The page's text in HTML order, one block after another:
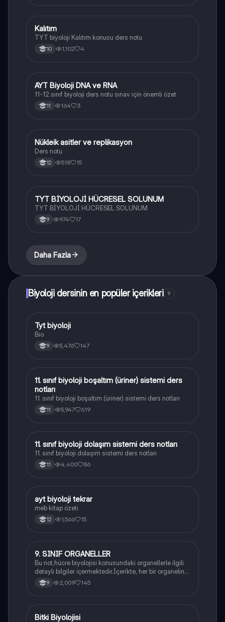
Biyoloji
Kalıtım
TYT biyoloji Kalıtım konusu ders notu
10 1,102 4
Biyoloji
AYT Biyoloji DNA ve RNA
11-12.sınıf biyoloji ders notu sınav için önemli özet
11 164 3
Biyoloji
Nükleik asitler ve replikasyon
Ders notu
12 518 15
Biyoloji
TYT BİYOLOJİ HÜCRESEL SOLUNUM
TYT BİYOLOJİ HÜCRESEL SOLUNUM
9 974 17
Daha Fazla
Biyoloji dersinin en popüler içerikleri 9
Biyoloji
Tyt biyoloji
Bio
9 5,476 147
Biyoloji
11. sınıf biyoloji boşaltım (üriner) sistemi ders
notları
11. sınıf biyoloji boşaltım (üriner) sistemi ders notları
11 5,947 619
Biyoloji
11. sınıf biyoloji dolaşım sistemi ders notları
11. sınıf biyoloji dolaşım sistemi ders notları
11 4,400 86
Biyoloji
ayt biyoloji tekrar
meb kitap özeti
12 1,566 15
Biyoloji
9. SINIF ORGANELLER
Bu not,hücre biyolojisi konusundaki organellerle ilgili
detaylı bilgiler içermektedir.İçerikte, her bir organelin
yapısı,fonksiyonları ve hücre içindeki rolü
açıklanmaktadır.
9 2,009 145
Biyoloji
Bitki Biyolojisi